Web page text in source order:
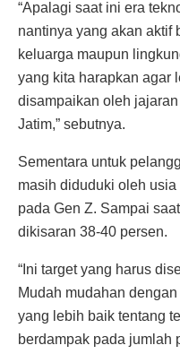
“Apalagi saat ini era
nantinya yang akan aktif
keluarga maupun
yang kita harapkan agar
disampaikan oleh
Jatim,” sebutnya.
Sementara untuk
masih diduduki oleh
pada Gen Z. Sampai
dikisaran 38-40 persen.
“Ini target yang harus
Mudah mudahan
yang lebih baik tentang
berdampak pada jumlah